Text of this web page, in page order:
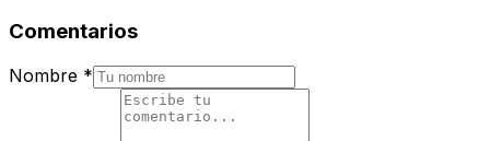
Comentarios
Nombre *